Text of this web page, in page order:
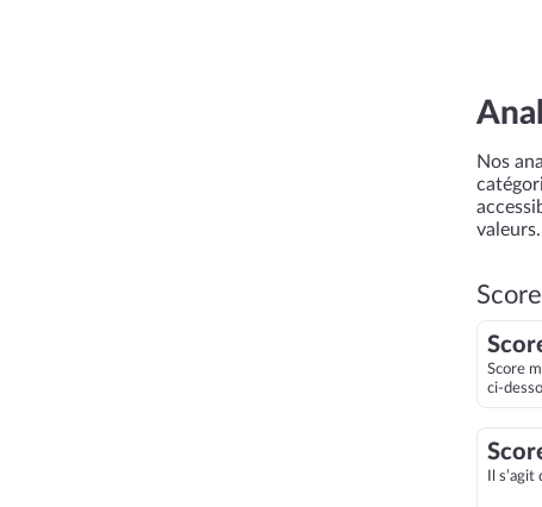
Nos
valeurs.
Score
ci-
Il